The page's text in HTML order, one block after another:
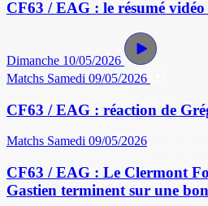
CF63 / EAG : le résumé vidéo
Dimanche 10/05/2026
Matchs Samedi 09/05/2026
CF63 / EAG : réaction de
Matchs Samedi 09/05/2026
CF63 / EAG : Le Clermont
Gastien terminent sur une